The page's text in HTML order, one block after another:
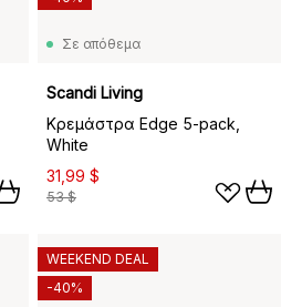
Σε απόθεμα
Scandi Living
Κρεμάστρα Edge 5-pack,
White
31,99 $
53 $
WEEKEND DEAL
-40%